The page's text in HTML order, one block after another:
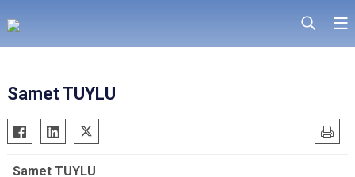
Samet TUYLU
Samet TUYLU